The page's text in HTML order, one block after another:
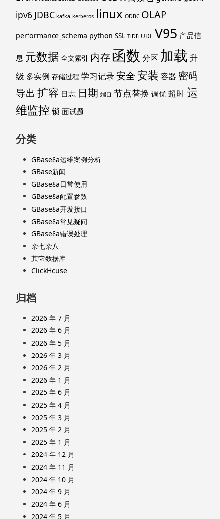
ipv6 JDBC kafka kerberos linux ODBC OLAP
performance_schema python SSL TiDB UDF V95 产品信
息 元数据 全文索引 内存函数 分区 加载 升
级 多实例 存储过程 学习记录安全安装 容器 密码
导出 扩容 日志 日期 端口 节点替换 调优 超时运
维监控 锁 面试题
分类
GBase8a运维案例分析
GBase新闻
GBase8a日常使用
GBase8a配置参数
GBase8a开发接口
GBase8a常见疑问
GBase8a错误处理
杂七杂八
其它数据库
ClickHouse
归档
2026 年 7 月
2026 年 6 月
2026 年 5 月
2026 年 3 月
2026 年 2 月
2026 年 1 月
2025 年 6 月
2025 年 4 月
2025 年 3 月
2025 年 2 月
2025 年 1 月
2024 年 12 月
2024 年 11 月
2024 年 10 月
2024 年 9 月
2024 年 6 月
2024 年 5 月